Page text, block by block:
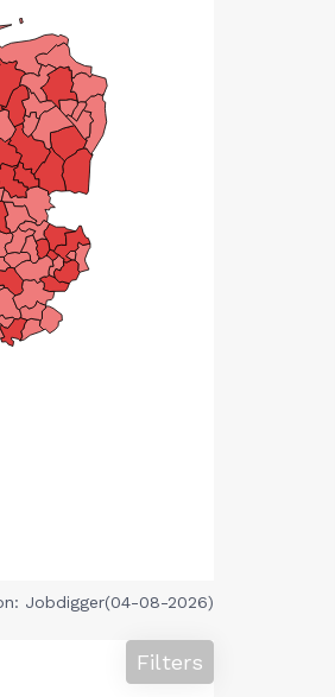
Jobdigger(04-08-2026)
Filters